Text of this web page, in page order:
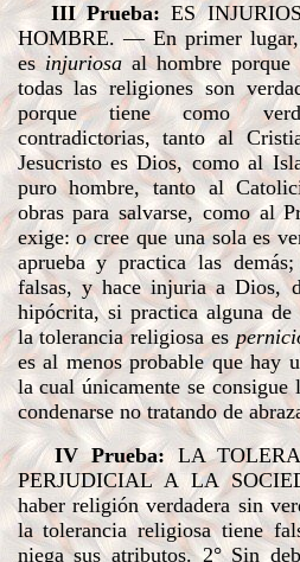
III Prueba: ES
HOMBRE. — En primer lugar,
es injuriosaal hombre porque
todas las religiones son
porque tiene como
contradictorias, tanto al
Jesucristo es Dios, como al
puro hombre, tanto al
obras para salvarse, como al
exige: o cree que una sola es
aprueba y practica las
falsas, y hace injuria a Dios,
hipócrita, si practica alguna
la tolerancia religiosa es
es al menos probable que hay
la cual únicamente se consigue
condenarse no tratando de
IV Prueba:LA
PERJUDICIAL A LA
haber religión verdadera sin
la tolerancia religiosa tiene
niega sus atributos. 2° Sin